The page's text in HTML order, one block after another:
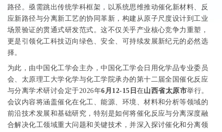
路径。亟需跳出传统学科框架，以系统思维推动催化新材料、反
应新路径与分离新工艺的协同革新，构建从原子尺度设计到工业
场景验证的贯通式研发范式。这不仅关乎产业核心竞争力重塑，
更是引领化工科技迈向绿色、安全、可持续发展新纪元的必然选
择。
为此，由中国化工学会主办，中国化工学会日用化学品专业委员
会、太原理工大学化学与化工学院承办的第十二届全国催化反应
与分离学术研讨会定于2026年6 月 12-15 日 在山西省太原市举行。
会议内容将涵盖催化在化工、能源、环境、材料和分析等领域的
前沿技术发展和基础研究，特别是如何将催化反应与分离深度融
合解决化工领域重大问题和关键技术，并深入探讨催化和分离领